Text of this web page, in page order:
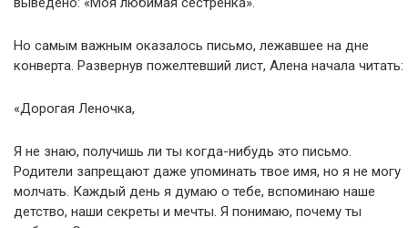
Но самым важным оказалось письмо, лежавшее на дне
конверта. Развернув пожелтевший лист, Алена начала читать:
«Дорогая Леночка,
Я не знаю, получишь ли ты когда-нибудь это письмо.
Родители запрещают даже упоминать твое имя, но я не могу
молчать. Каждый день я думаю о тебе, вспоминаю наше
детство, наши секреты и мечты. Я понимаю, почему ты